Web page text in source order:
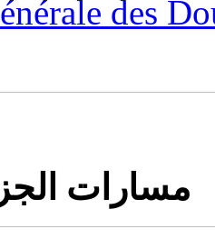
مسارات